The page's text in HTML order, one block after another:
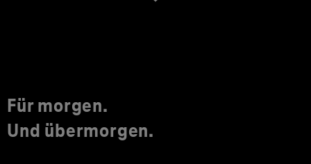
Für morgen.
Und übermorgen.